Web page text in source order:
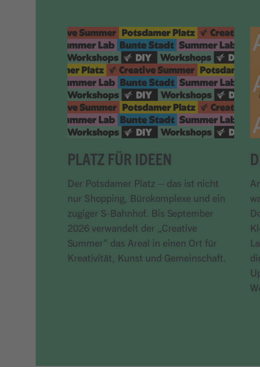
PLATZ FÜR IDEEN
Der Potsdamer Platz – das ist nicht
nur Shopping, Bürokomplexe und ein
zugiger S-Bahnhof. Bis September
2026 verwandelt der „Creative
Summer“ das Areal in einen Ort für
Kreativität, Kunst und Gemeinschaft.